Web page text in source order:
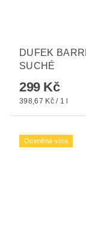
DUFEK
SUCHÉ
299 Kč
398,67 Kč / 1 l
Oceněná vína